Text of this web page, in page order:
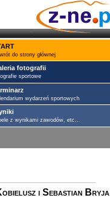
do strony głównej
fotografii
sportowe
wydarzeń sportowych
z wynikami zawodów, etc...
i Sebastian Bryja